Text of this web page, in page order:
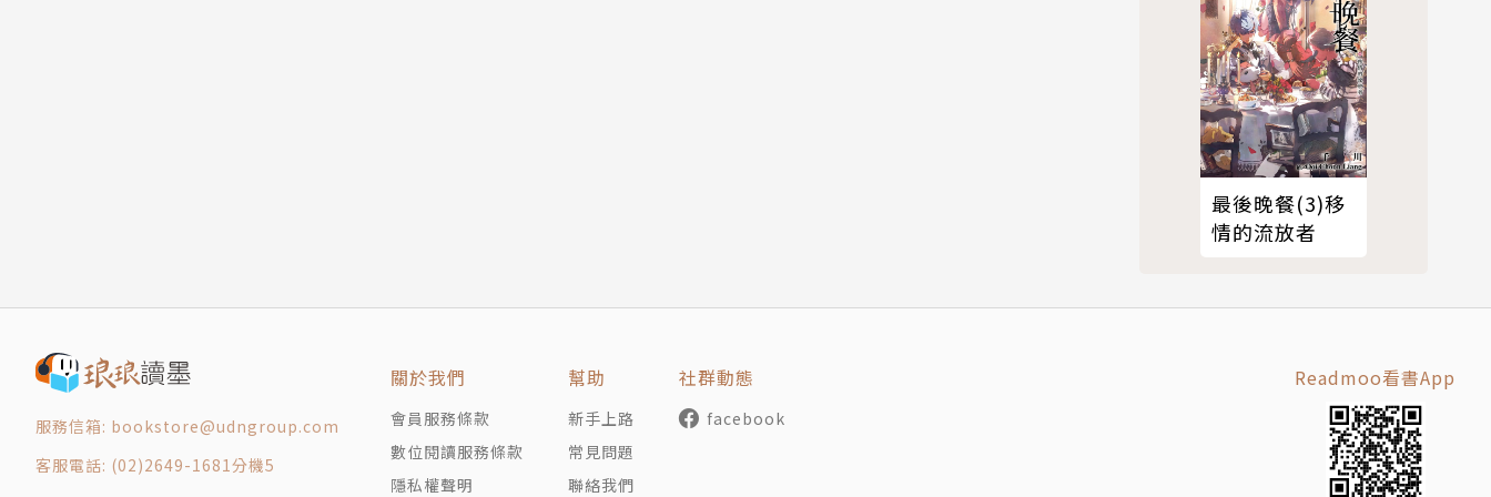
阿米卡星的戀人為由拒絕。明明自己就在予謙面前，兩人之間卻有著難以跨越的距離。當予謙答應成為交流隊成員之前，
最後晚餐(3)移
情的流放者
服務信箱: bookstore@udngroup.com
客服電話: (02)2649-1681分機5
關於我們
會員服務條款
數位閱讀服務條款
隱私權聲明
幫助
新手上路
常見問題
聯絡我們
社群動態
facebook
Readmoo看書App